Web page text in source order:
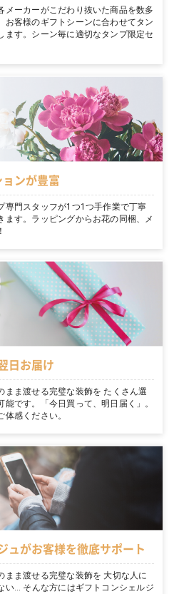
メーカーがこだわり抜いた商品を数多
お客様のギフトシーンに合わせてタン
ます。シーン毎に適切なタンプ限定セ
ンが豊富
専門スタッフが1つ1つ手作業で丁寧
ます。ラッピングからお花の同梱、メ
日お届け
まま渡せる完璧な装飾を たくさん選
です。「今日買って、明日届く」。
感ください。
ュがお客様を徹底サポート
まま渡せる完璧な装飾を 大切な人に
い… そんな方にはギフトコンシェルジ